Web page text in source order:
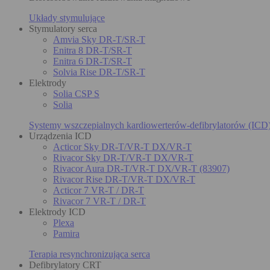
Układy stymulujące
Stymulatory serca
Amvia Sky DR-T/SR-T
Enitra 8 DR-T/SR-T
Enitra 6 DR-T/SR-T
Solvia Rise DR-T/SR-T
Elektrody
Solia CSP S
Solia
Systemy wszczepialnych kardiowerterów-defibrylatorów
Urządzenia ICD
Acticor Sky DR-T/VR-T DX/VR-T
Rivacor Sky DR-T/VR-T DX/VR-T
Rivacor Aura DR-T/VR-T DX/VR-T (83907)
Rivacor Rise DR-T/VR-T DX/VR-T
Acticor 7 VR-T / DR-T
Rivacor 7 VR-T / DR-T
Elektrody ICD
Plexa
Pamira
Terapia resynchronizująca serca
Defibrylatory CRT